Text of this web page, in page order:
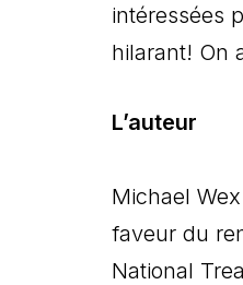
intéressées
hilarant! On
L’auteur
Michael
faveur du
National